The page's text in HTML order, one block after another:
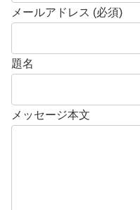
メールアドレス (必須)
題名
メッセージ本文